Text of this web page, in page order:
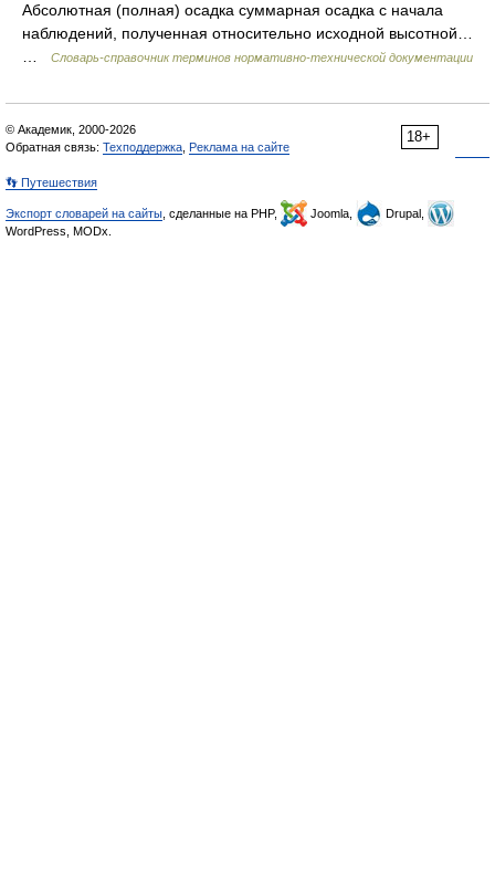
Абсолютная (полная) осадка суммарная осадка с начала
наблюдений, полученная относительно исходной высотной…
Словарь-справочник терминов нормативно-технической документации
18+
© Академик, 2000-2026
Обратная связь: Техподдержка Реклама на сайте
👣 Путешествия
Экспорт словарей на сайты , сделанные на PHP, Joomla,
Drupal,
WordPress, MODx.